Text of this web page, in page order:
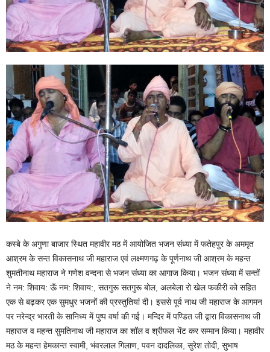
कस्बे के अगुणा बाजार स्थित महावीर मठ में आयोजित भजन संध्या में फतेहपुर के अममृत
आश्रम के सन्त विकासनाथ जी महाराज एवं लक्ष्मणगढ़ के पूर्णनाथ जी आश्रम के महन्त
शुमतीनाथ महाराज ने गणेश वन्दना से भजन संध्या का आगाज किया। भजन संध्या में सन्तों
ने नम: शिवाय: ऊॅंं नम: शिवाय:, सतगुरू सतगुरू बोल, अलबेला रो खेल फकीरी को सहित
एक से बढ़कर एक सुमधुर भजनों की प्रस्तुतियां दी। इससे पूर्व नाथ जी महाराज के आगमन
पर नरेन्द्र भारती के सानिध्य में पुष्प वर्षा की गई। मन्दिर में पण्डित जी द्वारा विकासनाथ जी
महाराज व महन्त सुमतिनाथ जी महाराज का शॉल व श्रीफल भेंट कर सम्मान किया। महावीर
मठ के महन्त हेमकान्त स्वामी, भंवरलाल गिलाण, पवन दादलिका, सुरेश तोदी, सुभाष